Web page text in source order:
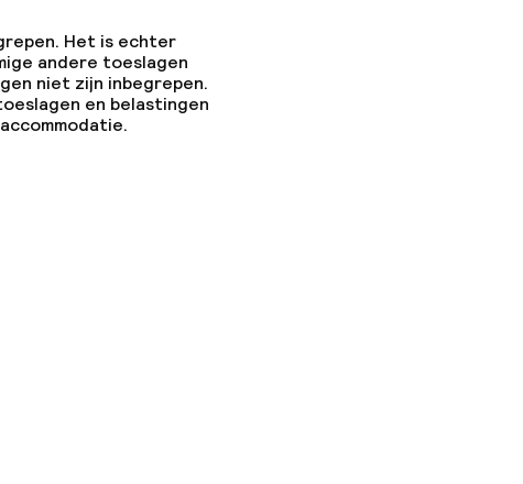
Het is echter
andere toeslagen
niet zijn inbegrepen.
en belastingen